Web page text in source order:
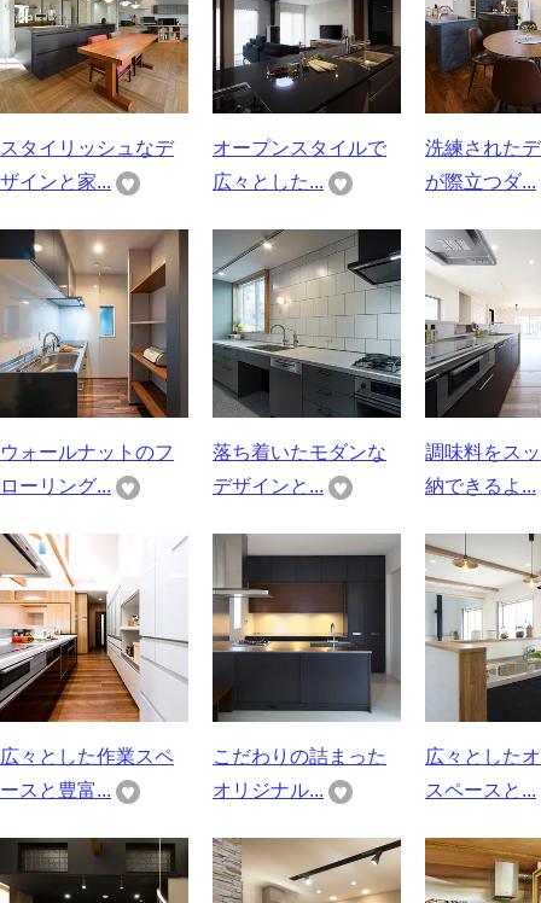
スタイリッシュなデ
ザインと家...
オープンスタイルで
広々とした...
洗練された
が際立つダ...
ウォールナットのフ
ローリング...
落ち着いたモダンな
デザインと...
調味料をス
納できるよ...
広々とした作業スペ
ースと豊富...
こだわりの詰まった
オリジナル...
広々とした
スペースと...